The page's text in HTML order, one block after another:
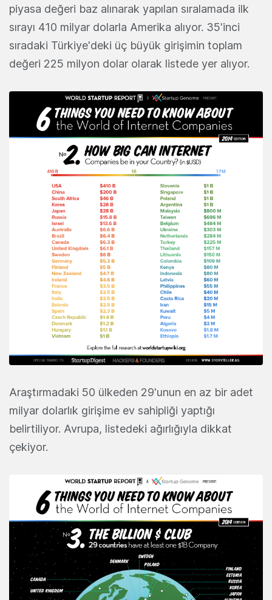
piyasa değeri baz alınarak yapılan sıralamada ilk
sırayı 410 milyar dolarla Amerika alıyor. 35'inci
sıradaki Türkiye'deki üç büyük girişimin toplam
değeri 225 milyon dolar olarak listede yer alıyor.
Araştırmadaki 50 ülkeden 29'unun en az bir adet
milyar dolarlık girişime ev sahipliği yaptığı
belirtiliyor. Avrupa, listedeki ağırlığıyla dikkat
çekiyor.